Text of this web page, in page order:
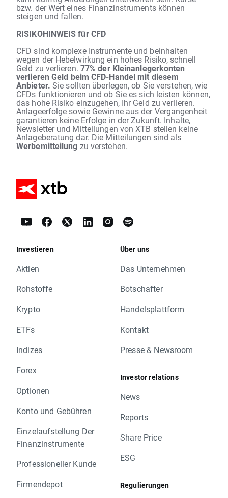
bzw. der Wert eines Finanzinstruments können
steigen und fallen.
RISIKOHINWEIS für CFD
CFD sind komplexe Instrumente und beinhalten
wegen der Hebelwirkung ein hohes Risiko, schnell
Geld zu verlieren. 77% der Kleinanlegerkonten
verlieren Geld beim CFD-Handel mit diesem
Anbieter. Sie sollten überlegen, ob Sie verstehen, wie
CFDs funktionieren und ob Sie es sich leisten können,
das hohe Risiko einzugehen, Ihr Geld zu verlieren.
Anlageerfolge sowie Gewinne aus der Vergangenheit
garantieren keine Erfolge in der Zukunft. Inhalte,
Newsletter und Mitteilungen von XTB stellen keine
Anlageberatung dar. Die Mitteilungen sind als
Werbemitteilung zu verstehen.
Investieren
Aktien
Rohstoffe
Krypto
ETFs
Indizes
Forex
Optionen
Konto und Gebühren
Einzelaufstellung Der
Finanzinstrumente
Professioneller Kunde
Firmendepot
Über uns
Das Unternehmen
Botschafter
Handelsplattform
Kontakt
Presse & Newsroom
Investor relations
News
Reports
Share Price
ESG
Regulierungen